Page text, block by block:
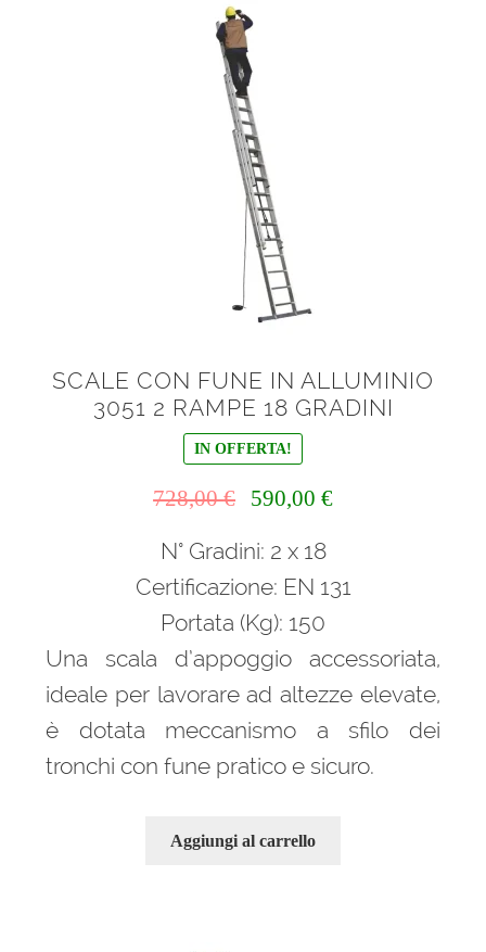
SCALE CON FUNE IN ALLUMINIO
3051 2 RAMPE 18 GRADINI
IN OFFERTA!
728,00€
originale
590,00 €Il
590,00 €.
N° Gradini: 2 x 18
Certificazione: EN 131
Portata (Kg): 150
Una scala d’appoggio accessoriata,
ideale per lavorare ad altezze elevate,
è dotata meccanismo a sfilo dei
tronchi con fune pratico e sicuro.
Aggiungi al carrello